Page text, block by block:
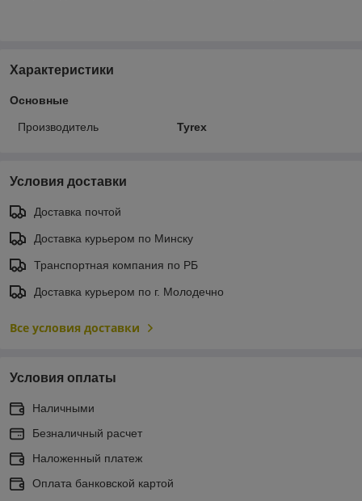
Характеристики
Основные
Производитель Tyrex
Условия доставки
Доставка почтой
Доставка курьером по Минску
Транспортная компания по РБ
Доставка курьером по г. Молодечно
Все условия доставки
Условия оплаты
Наличными
Безналичный расчет
Наложенный платеж
Оплата банковской картой